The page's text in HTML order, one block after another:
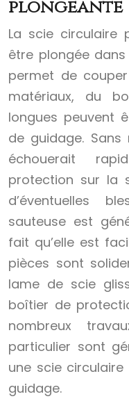
plongeante
La scie circulaire
être plongée
permet de
matériaux, du
longues peuvent
de guidage. Sans
échouerait
protection sur la
d’éventuelles
sauteuse est
fait qu’elle est
pièces sont
lame de scie
boîtier de
nombreux
particulier sont
une scie
guidage.